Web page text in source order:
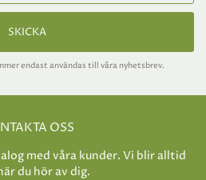
SKICKA
endast användas till våra nyhetsbrev.
OSS
med våra kunder. Vi blir alltid
du hör av dig.